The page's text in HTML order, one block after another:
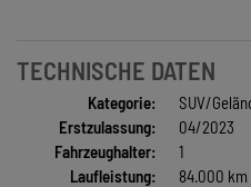
TECHNISCHE DATEN
Kategorie:
SUV/
Erstzulassung:
04/2023
Fahrzeughalter:
1
Laufleistung:
84.000 km